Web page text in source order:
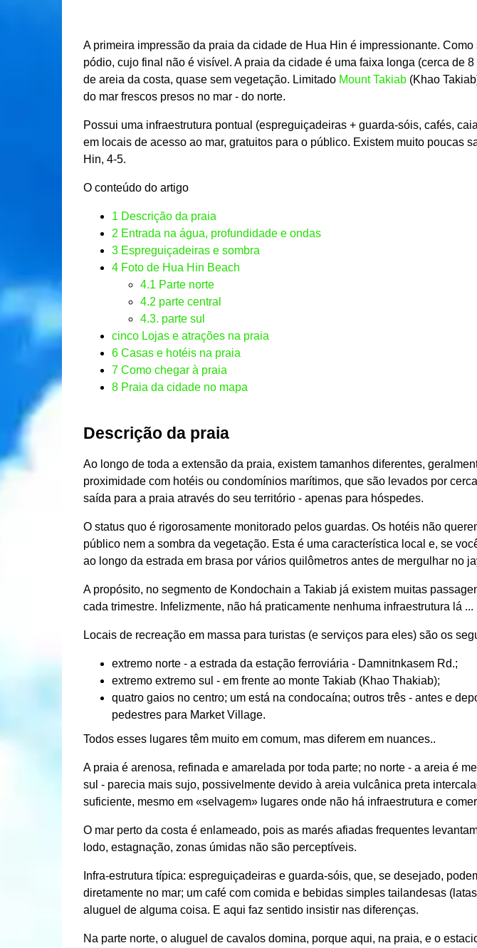
A primeira impressão da praia da cidade de Hua Hin é impressionante.
pódio, cujo final não é visível. A praia da cidade é uma faixa longa (cerca de
de areia da costa, quase sem vegetação. Limitado Mount Takiab (Khao
do mar frescos presos no mar - do norte.
Possui uma infraestrutura pontual (espreguiçadeiras + guarda-sóis, cafés,
em locais de acesso ao mar, gratuitos para o público. Existem muito poucas
Hin, 4-5.
O conteúdo do artigo
1 Descrição da praia
2 Entrada na água, profundidade e ondas
3 Espreguiçadeiras e sombra
4 Foto de Hua Hin Beach
4.1 Parte norte
4.2 parte central
4.3. parte sul
cinco Lojas e atrações na praia
6 Casas e hotéis na praia
7 Como chegar à praia
8 Praia da cidade no mapa
Descrição da praia
Ao longo de toda a extensão da praia, existem tamanhos diferentes,
proximidade com hotéis ou condomínios marítimos, que são levados por
saída para a praia através do seu território - apenas para hóspedes.
O status quo é rigorosamente monitorado pelos guardas. Os hotéis não
público nem a sombra da vegetação. Esta é uma característica local e, se
ao longo da estrada em brasa por vários quilômetros antes de mergulhar no
A propósito, no segmento de Kondochain a Takiab já existem muitas
cada trimestre. Infelizmente, não há praticamente nenhuma infraestrutura lá ...
Locais de recreação em massa para turistas (e serviços para eles) são os
extremo norte - a estrada da estação ferroviária - Damnitnkasem Rd.;
extremo extremo sul - em frente ao monte Takiab (Khao Thakiab);
quatro gaios no centro; um está na condocaína; outros três - antes e
pedestres para Market Village.
Todos esses lugares têm muito em comum, mas diferem em nuances..
A praia é arenosa, refinada e amarelada por toda parte; no norte - a areia é
sul - parecia mais sujo, possivelmente devido à areia vulcânica preta
suficiente, mesmo em «selvagem» lugares onde não há infraestrutura e
O mar perto da costa é enlameado, pois as marés afiadas frequentes
lodo, estagnação, zonas úmidas não são perceptíveis.
Infra-estrutura típica: espreguiçadeiras e guarda-sóis, que, se desejado,
diretamente no mar; um café com comida e bebidas simples tailandesas
aluguel de alguma coisa. E aqui faz sentido insistir nas diferenças.
Na parte norte, o aluguel de cavalos domina, porque aqui, na praia, e o